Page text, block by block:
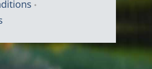
Symbole
du